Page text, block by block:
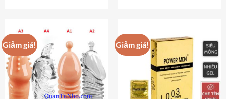
Giảm giá! Giảm giá!